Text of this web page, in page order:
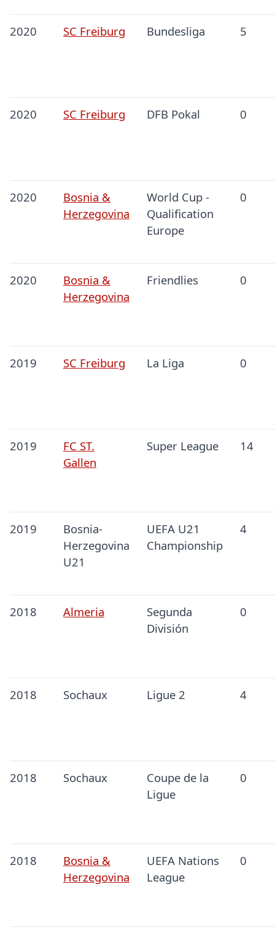
2020 SC Freiburg Bundesliga 5
2020 SC Freiburg DFB Pokal 0
2020
Bosnia &
Herzegovina
World Cup -
Qualification
Europe
0
2020
Bosnia &
Herzegovina
Friendlies 0
2019 SC Freiburg La Liga 0
2019
FC ST.
Gallen
Super League 14
2019
Bosnia-
Herzegovina
U21
UEFA U21
Championship
4
2018 Almeria
Segunda
División
0
2018 Sochaux Ligue 2 4
2018 Sochaux
Coupe de la
Ligue
0
2018
Bosnia &
Herzegovina
UEFA Nations
League
0